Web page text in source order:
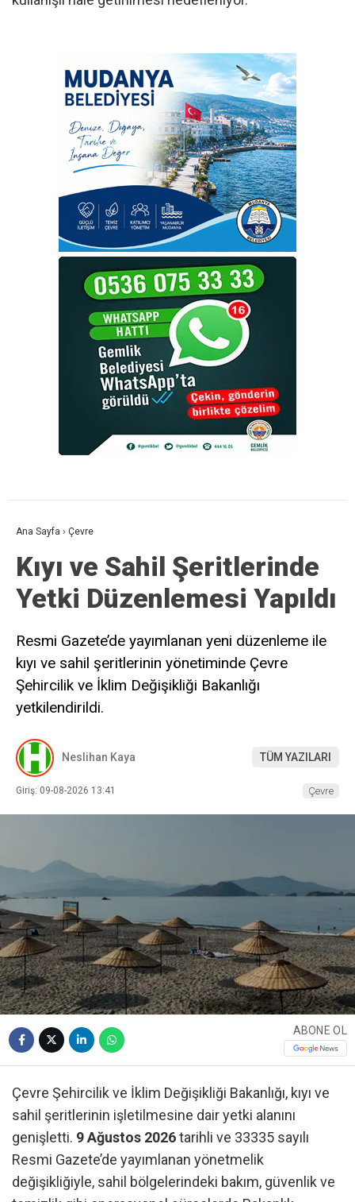
Ana Sayfa › Çevre
Kıyı ve Sahil Şeritlerinde
Yetki Düzenlemesi Yapıldı
Resmi Gazete’de yayımlanan yeni düzenleme ile
kıyı ve sahil şeritlerinin yönetiminde Çevre
Şehircilik ve İklim Değişikliği Bakanlığı
yetkilendirildi.
Neslihan Kaya TÜM YAZILARI
Giriş: 09-08-2026 13:41 Çevre
ABONE OL
Çevre Şehircilik ve İklim Değişikliği Bakanlığı, kıyı ve
sahil şeritlerinin işletilmesine dair yetki alanını
genişletti. 9 Ağustos 2026tarihli ve 33335 sayılı
Resmi Gazete’de yayımlanan yönetmelik
değişikliğiyle, sahil bölgelerindeki bakım, güvenlik ve